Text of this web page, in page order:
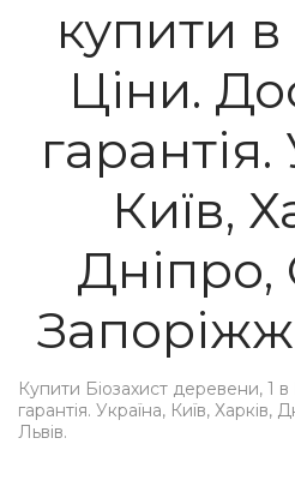
купити
Ціни.
гарантія.
Київ,
Дніпро,
Купити Біозахист деревени, 1
гарантія. Україна, Київ,
Львів.